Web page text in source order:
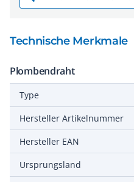
Technische Merkmale
Plombendraht
Type
Hersteller Artikelnummer
Hersteller EAN
Ursprungsland